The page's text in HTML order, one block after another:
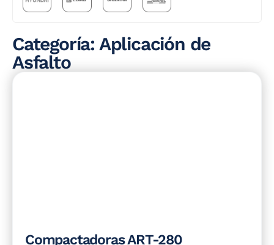
Categoría: Aplicación de
Asfalto
Compactadoras ART-280